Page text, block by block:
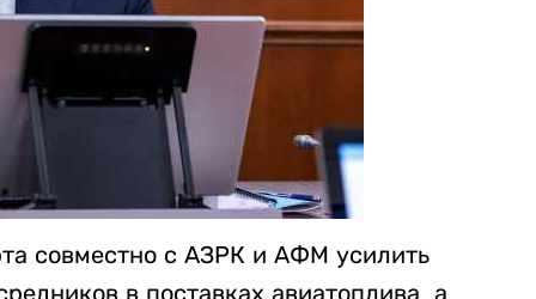
совместно с АЗРК и АФМ усилить
в поставках авиатоплива, а